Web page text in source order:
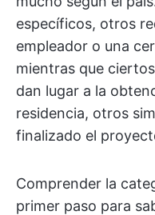
específicos, otros
empleador o una
mientras que
dan lugar a la
residencia, otros
finalizado el
Comprender la
primer paso para